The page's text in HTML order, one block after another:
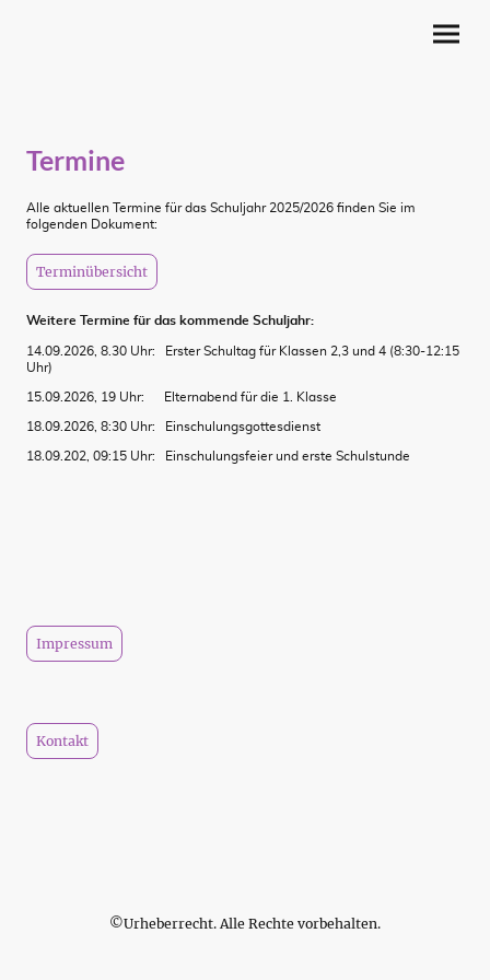
Termine
Alle aktuellen Termine für das Schuljahr 2025/2026 finden Sie im
folgenden Dokument:
Terminübersicht
Weitere Termine für das kommende Schuljahr:
14.09.2026, 8.30 Uhr: Erster Schultag für Klassen 2,3 und 4 (8:30-12:15
Uhr)
15.09.2026, 19 Uhr: Elternabend für die 1. Klasse
18.09.2026, 8:30 Uhr: Einschulungsgottesdienst
18.09.202, 09:15 Uhr: Einschulungsfeier und erste Schulstunde
Impressum
Kontakt
©Urheberrecht. Alle Rechte vorbehalten.